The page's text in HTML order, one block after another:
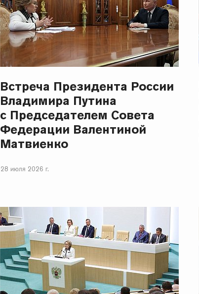
Встреча Президента России
Владимира Путина
с Председателем Совета
Федерации Валентиной
Матвиенко
28 июля 2026 г.